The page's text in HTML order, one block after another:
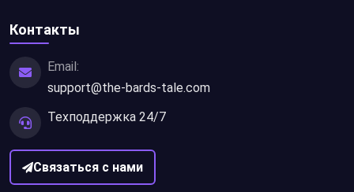
Контакты
Email:
support@the-bards-tale.com
Техподдержка 24/7
Связаться с нами